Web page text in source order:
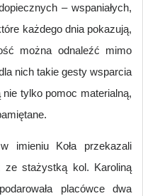
– wspaniałych,
każdego dnia pokazują,
można odnaleźć mimo
nich takie gesty wsparcia
tylko pomoc materialną,
imieniu Koła przekazali
stażystką kol. Karoliną
placówce dwa